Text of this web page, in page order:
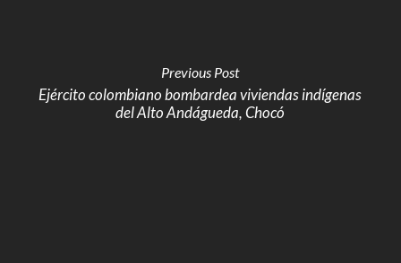
Previous Post
Ejército colombiano bombardea viviendas indígenas
del Alto Andágueda, Chocó